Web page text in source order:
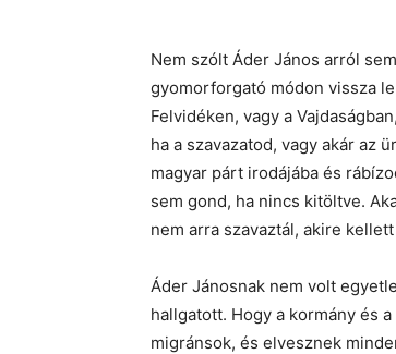
Nem szólt Áder János arról
gyomorforgató módon vissza
Felvidéken, vagy a
ha a szavazatod, vagy akár az
magyar párt irodájába és
sem gond, ha nincs kitöltve.
nem arra szavaztál, akire
Áder Jánosnak nem volt
hallgatott. Hogy a kormány és
migránsok, és elvesznek